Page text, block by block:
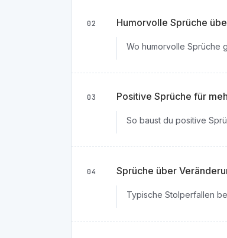
02 Humorvolle Sprüche
Wo humorvolle Sprüche
03 Positive Sprüche für
So baust du positive
04 Sprüche über
Typische Stolperfallen